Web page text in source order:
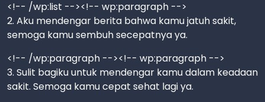
<!-- /wp:list --><!-- wp:paragraph -->
2. Aku mendengar berita bahwa kamu jatuh sakit,
semoga kamu sembuh secepatnya ya.
<!-- /wp:paragraph --><!-- wp:paragraph -->
3. Sulit bagiku untuk mendengar kamu dalam keadaan
sakit. Semoga kamu cepat sehat lagi ya.